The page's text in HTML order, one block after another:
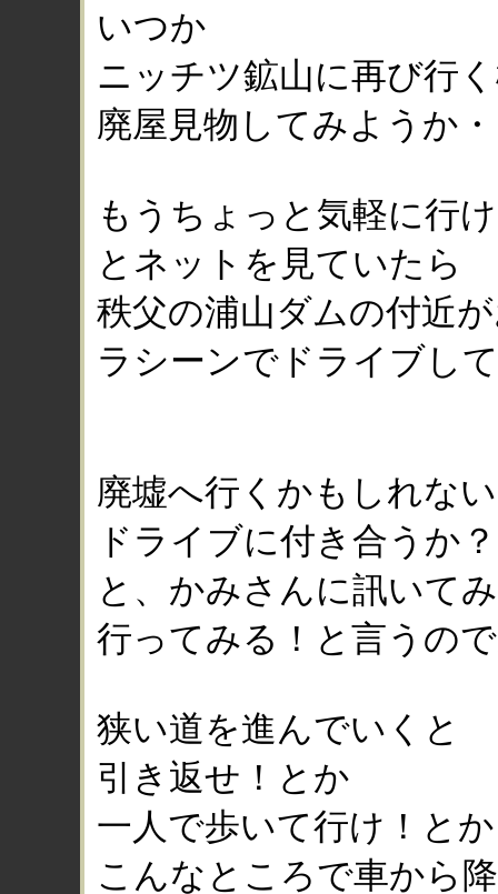
いつか
ニッチツ鉱山に再び行
廃屋見物してみようか
もうちょっと気軽に行
とネットを見ていたら
秩父の浦山ダムの付近
ラシーンでドライブし
廃墟へ行くかもしれな
ドライブに付き合うか？
と、かみさんに訊いて
行ってみる！と言うの
狭い道を進んでいくと
引き返せ！とか
一人で歩いて行け！とか
こんなところで車から